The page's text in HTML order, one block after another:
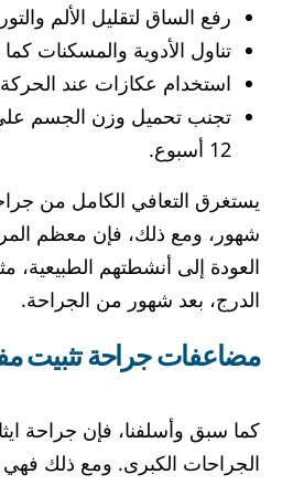
رفع الساق لتقليل الألم
تناول الأدوية والمسكنات
استخدام عكازات عند
تجنب تحميل وزن الجسم على
12 أسبوع.
يستغرق التعافي الكامل من
شهور، ومع ذلك، فإن معظم
العودة إلى أنشطتهم
الدرج، بعد شهور من الجراحة.
مضاعفات جراحة تثبيت
كما سبق وأسلفنا، فإن جراحة
الجراحات الكبرى. ومع ذلك